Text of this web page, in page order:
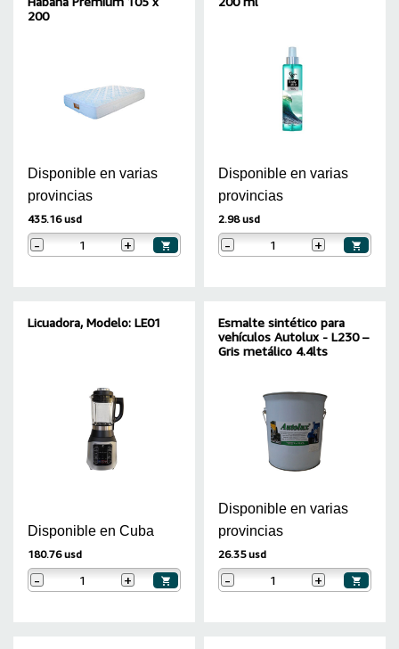
200
Disponible en varias
provincias
435.16 usd
- +
Disponible en varias
provincias
2.98 usd
- +
Licuadora, Modelo: LE01
Disponible en Cuba
180.76 usd
- +
Esmalte sintético para
vehículos Autolux - L230 –
Gris metálico 4.4lts
Disponible en varias
provincias
26.35 usd
- +